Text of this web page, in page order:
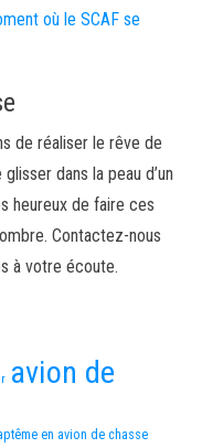
où le SCAF se
de réaliser le rêve de
dans la peau d’un
heureux de faire ces
Contactez-nous
à votre écoute.
avion de
en avion de chasse